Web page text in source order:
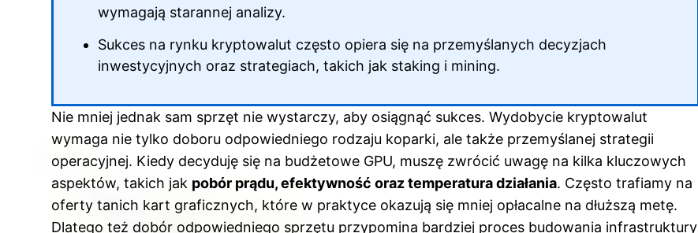
wymagają starannej analizy.
Sukces na rynku kryptowalut często opiera się na przemyślanych decyzjach
inwestycyjnych oraz strategiach, takich jak staking i mining.
Nie mniej jednak sam sprzęt nie wystarczy, aby osiągnąć sukces. Wydobycie kryptowalut
wymaga nie tylko doboru odpowiedniego rodzaju koparki, ale także przemyślanej strategii
operacyjnej. Kiedy decyduję się na budżetowe GPU, muszę zwrócić uwagę na kilka kluczowych
aspektów, takich jak pobór prądu, efektywność oraz temperatura działania. Często trafiamy na
oferty tanich kart graficznych, które w praktyce okazują się mniej opłacalne na dłuższą metę.
Dlatego też dobór odpowiedniego sprzętu przypomina bardziej proces budowania infrastruktury